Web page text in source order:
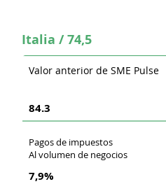
Italia / 74,5
84.3
Pagos de impuestos
Al volumen de negocios
Valor anterior de SME Pulse
7,9%